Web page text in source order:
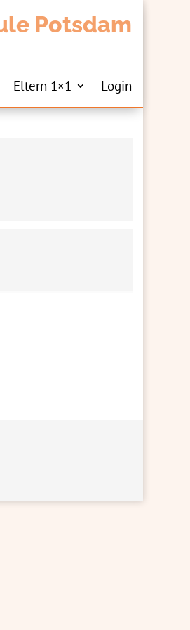
Potsdam
Eltern 1×1 Login